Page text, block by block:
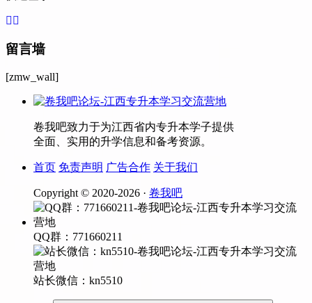
留言墙
[zmw_wall]
卷我吧致力于为江西省内专升本学子提供
全面、实用的升学信息和备考资源。
首页 免责声明 广告合作 关于我们
Copyright © 2020-2026 · 卷我吧
QQ群：771660211
站长微信：kn5510